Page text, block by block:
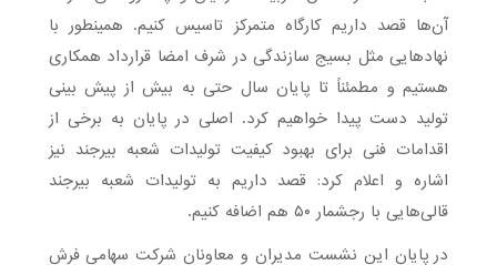
آن‌ها قصد داریم کارگاه متمرکز تاسیس کنیم. همینطور با
نهادهایی مثل بسیج سازندگی در شرف امضا قرارداد همکاری
هستیم و مطمئناً تا پایان سال حتی به بیش از پیش بینی
تولید دست پیدا خواهیم کرد. اصلی در پایان به برخی از
اقدامات فنی برای بهبود کیفیت تولیدات شعبه بیرجند نیز
اشاره و اعلام کرد: قصد داریم به تولیدات شعبه بیرجند
قالی‌هایی با رجشمار ۵۰ هم اضافه کنیم.
در پایان این نشست مدیران و معاونان شرکت سهامی فرش